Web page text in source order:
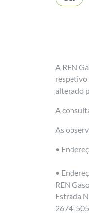
A REN
respetivo
alterado
A
As
•
•
REN
Estrada
2674-